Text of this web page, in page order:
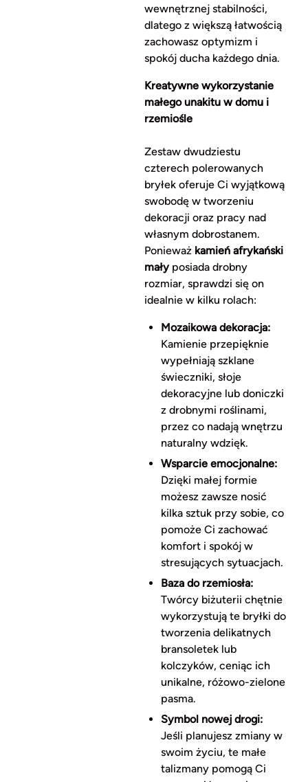
wewnętrznej stabilności,
dlatego z większą łatwością
zachowasz optymizm i
spokój ducha każdego dnia.
Kreatywne wykorzystanie
małego unakitu w domu i
rzemiośle
Zestaw dwudziestu
czterech polerowanych
bryłek oferuje Ci wyjątkową
swobodę w tworzeniu
dekoracji oraz pracy nad
własnym dobrostanem.
Ponieważ kamień afrykański
małyposiada drobny
rozmiar, sprawdzi się on
idealnie w kilku rolach:
Mozaikowa dekoracja:
Kamienie przepięknie
wypełniają szklane
świeczniki, słoje
dekoracyjne lub doniczki
z drobnymi roślinami,
przez co nadają wnętrzu
naturalny wdzięk.
Wsparcie emocjonalne:
Dzięki małej formie
możesz zawsze nosić
kilka sztuk przy sobie, co
pomoże Ci zachować
komfort i spokój w
stresujących sytuacjach.
Baza do rzemiosła:
Twórcy biżuterii chętnie
wykorzystują te bryłki do
tworzenia delikatnych
bransoletek lub
kolczyków, ceniąc ich
unikalne, różowo-zielone
pasma.
Symbol nowej drogi:
Jeśli planujesz zmiany w
swoim życiu, te małe
talizmany pomogą Ci